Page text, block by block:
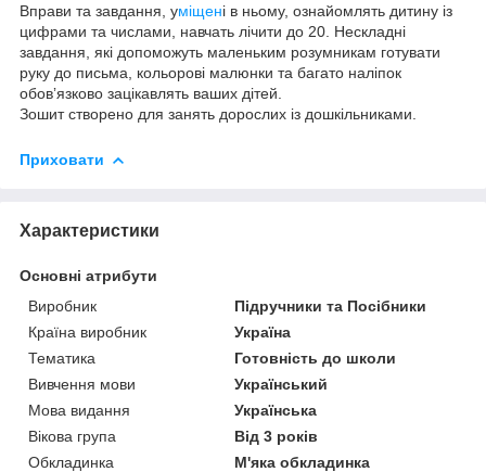
Вправи та завдання, уміщені в ньому, ознайомлять дитину із
цифрами та числами, навчать лічити до 20. Нескладні
завдання, які допоможуть маленьким розумникам готувати
руку до письма, кольорові малюнки та багато наліпок
обовʼязково зацікавлять ваших дітей.
Зошит створено для занять дорослих із дошкільниками.
Приховати
Характеристики
Основні атрибути
Виробник
Підручники та Посібники
Країна виробник
Україна
Тематика
Готовність до школи
Вивчення мови
Український
Мова видання
Українська
Вікова група
Від 3 років
Обкладинка
М'яка обкладинка